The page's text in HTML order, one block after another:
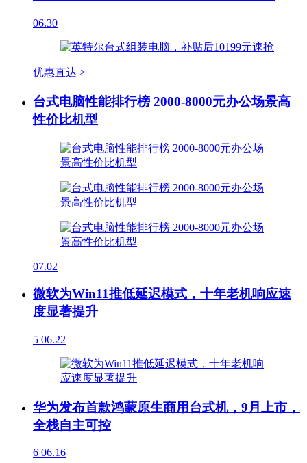
06.30
优惠直达 >
台式电脑性能排行榜 2000-8000元办公场景高
性价比机型
07.02
微软为Win11推低延迟模式，十年老机响应速
度显著提升
5 06.22
华为发布首款鸿蒙原生商用台式机，9月上市，
全栈自主可控
6 06.16